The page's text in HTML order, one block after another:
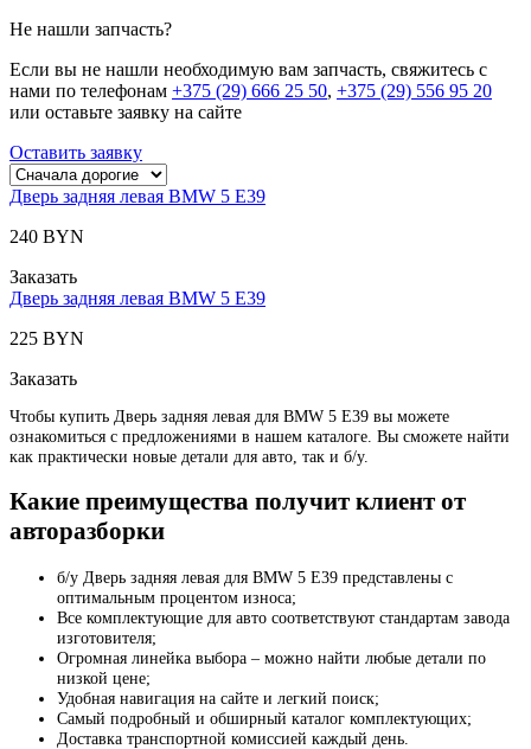
Не нашли запчасть?
Если вы не нашли необходимую вам запчасть, свяжитесь с
нами по телефонам +375 (29) 666 25 50, +375 (29) 556 95 20
или оставьте заявку на сайте
Оставить заявку
Дверь задняя левая BMW 5 E39
240 BYN
Заказать
Дверь задняя левая BMW 5 E39
225 BYN
Заказать
Чтобы купить Дверь задняя левая для BMW 5 E39 вы можете
ознакомиться с предложениями в нашем каталоге. Вы сможете найти
как практически новые детали для авто, так и б/у.
Какие преимущества получит клиент от
авторазборки
б/у Дверь задняя левая для BMW 5 E39 представлены с
оптимальным процентом износа;
Все комплектующие для авто соответствуют стандартам завода
изготовителя;
Огромная линейка выбора – можно найти любые детали по
низкой цене;
Удобная навигация на сайте и легкий поиск;
Самый подробный и обширный каталог комплектующих;
Доставка транспортной комиссией каждый день.